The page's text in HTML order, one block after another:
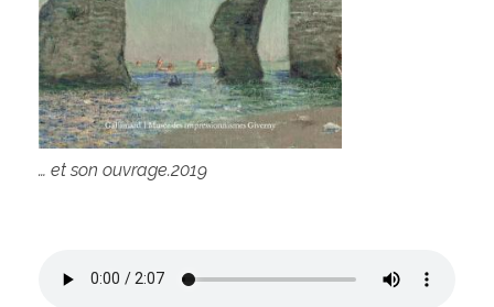
… et son ouvrage.2019